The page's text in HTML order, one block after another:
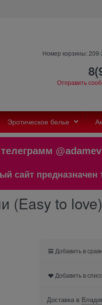
Номер корзины:
Отправить
Эротическое белье
предназначен
(Easy to love)
Добавить в
Добавить в
Доставка в